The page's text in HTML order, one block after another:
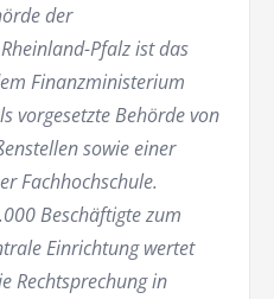
der
Pfalz ist das
Finanzministerium
vorgesetzte Behörde von
sowie einer
Fachhochschule.
Beschäftigte zum
Einrichtung wertet
Rechtsprechung in